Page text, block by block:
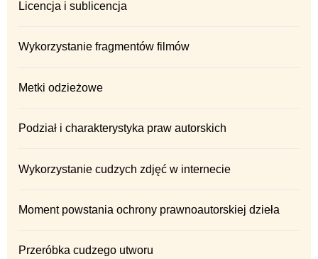
Licencja i sublicencja
Wykorzystanie fragmentów filmów
Metki odzieżowe
Podział i charakterystyka praw autorskich
Wykorzystanie cudzych zdjęć w internecie
Moment powstania ochrony prawnoautorskiej dzieła
Przeróbka cudzego utworu